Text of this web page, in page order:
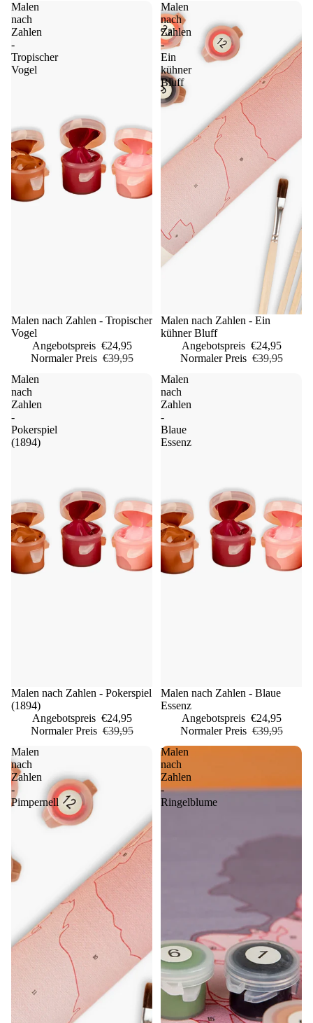
Malen
nach
Zahlen
-
Tropischer
Vogel
Sale
Malen nach Zahlen - Tropischer
Vogel
Angebotspreis €24,95
Normaler Preis €39,95
Malen
nach
Zahlen
-
Ein
kühner
Bluff
Sale
Malen nach Zahlen - Ein
kühner Bluff
Angebotspreis €24,95
Normaler Preis €39,95
Malen
nach
Zahlen
-
Pokerspiel
(1894)
Sale
Malen nach Zahlen - Pokerspiel
(1894)
Angebotspreis €24,95
Normaler Preis €39,95
Malen
nach
Zahlen
-
Blaue
Essenz
Sale
Malen nach Zahlen - Blaue
Essenz
Angebotspreis €24,95
Normaler Preis €39,95
Malen
nach
Zahlen
-
Pimpernell
Malen
nach
Zahlen
-
Ringelblume